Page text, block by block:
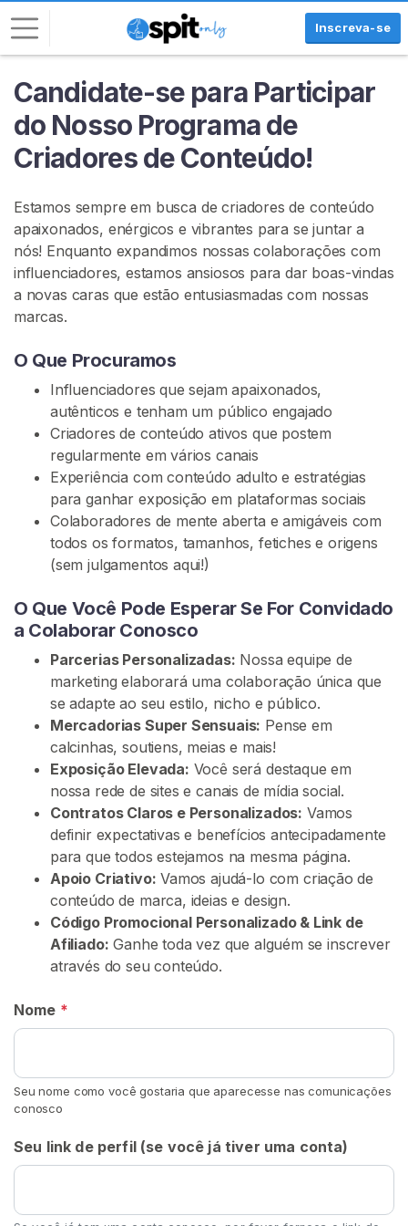
Inscreva-se
Candidate-se para Participar
do Nosso Programa de
Criadores de Conteúdo!
Estamos sempre em busca de criadores de conteúdo
apaixonados, enérgicos e vibrantes para se juntar a
nós! Enquanto expandimos nossas colaborações com
influenciadores, estamos ansiosos para dar boas-vindas
a novas caras que estão entusiasmadas com nossas
marcas.
O Que Procuramos
Influenciadores que sejam apaixonados,
autênticos e tenham um público engajado
Criadores de conteúdo ativos que postem
regularmente em vários canais
Experiência com conteúdo adulto e estratégias
para ganhar exposição em plataformas sociais
Colaboradores de mente aberta e amigáveis com
todos os formatos, tamanhos, fetiches e origens
(sem julgamentos aqui!)
O Que Você Pode Esperar Se For Convidado
a Colaborar Conosco
Parcerias Personalizadas: Nossa equipe de
marketing elaborará uma colaboração única que
se adapte ao seu estilo, nicho e público.
Mercadorias Super Sensuais: Pense em
calcinhas, soutiens, meias e mais!
Exposição Elevada: Você será destaque em
nossa rede de sites e canais de mídia social.
Contratos Claros e Personalizados: Vamos
definir expectativas e benefícios antecipadamente
para que todos estejamos na mesma página.
Apoio Criativo: Vamos ajudá-lo com criação de
conteúdo de marca, ideias e design.
Código Promocional Personalizado & Link de
Afiliado: Ganhe toda vez que alguém se inscrever
através do seu conteúdo.
Nome *
Seu nome como você gostaria que aparecesse nas comunicações
conosco
Seu link de perfil (se você já tiver uma conta)
E
n
t
r
I
N
S
C
R
E
A
-
n
í
e
d
r
e
s
S